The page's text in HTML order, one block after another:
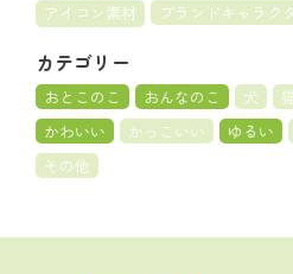
アイコン素材
ブランドキャラク
カテゴリー
おとこのこ おんなのこ 犬
かわいい
かっこいい ゆるい
その他